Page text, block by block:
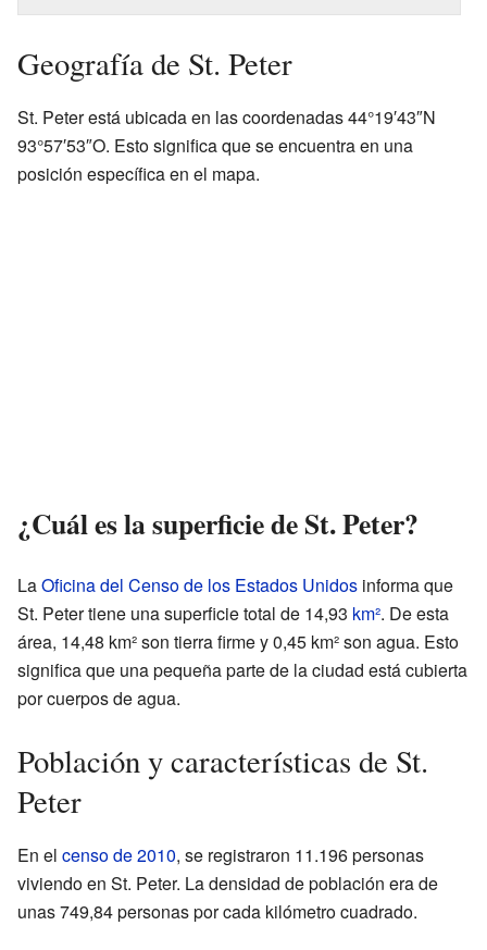
Geografía de St. Peter
St. Peter está ubicada en las coordenadas 44°19′43″N
93°57′53″O. Esto significa que se encuentra en una
posición específica en el mapa.
¿Cuál es la superficie de St. Peter?
LaOficina del Censo de los Estados Unidos informa que
St. Peter tiene una superficie total de 14,93 km². De esta
área, 14,48 km² son tierra firme y 0,45 km² son agua. Esto
significa que una pequeña parte de la ciudad está cubierta
por cuerpos de agua.
Población y características de St.
Peter
En el censo de 2010, se registraron 11.196 personas
viviendo en St. Peter. La densidad de población era de
unas 749,84 personas por cada kilómetro cuadrado.